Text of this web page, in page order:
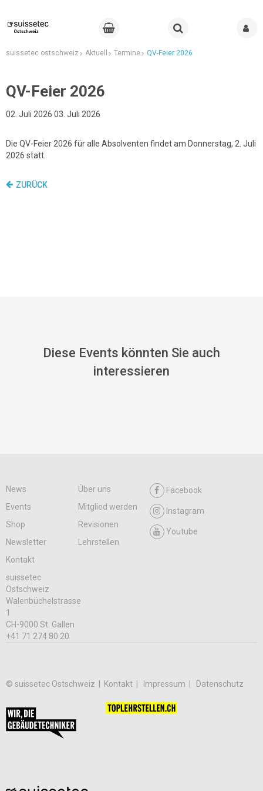
suissetec ostschweiz Aktuell Termine QV-Feier 2026
QV-Feier 2026
02. Juli 2026 03. Juli 2026
Die QV-Feier 2026 für alle Absolventen findet am Donnerstag, 2. Juli
2026 statt.
ZURÜCK
Diese Events könnten Sie auch
interessieren
News
Über uns
Events
Mitglied werden
Shop
Revisionen
Newsletter
Lehrstellen
Kontakt
Facebook
Instagram
Youtube
suissetec
Ostschweiz
Walenbüchelstrasse
1
CH-9000 St. Gallen
+41 71 274 80 20
© suissetec Ostschweiz | Kontakt Impressum Datenschutz